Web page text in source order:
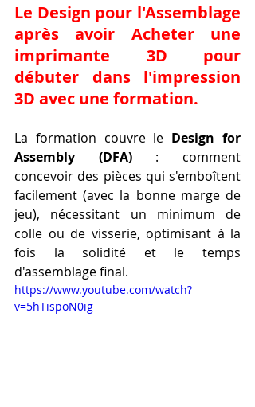
Le Design pour l'Assemblage
après avoir Acheter une
imprimante 3D pour
débuter dans l'impression
3D avec une formation.
La formation couvre le Design for
Assembly (DFA) : comment
concevoir des pièces qui s'emboîtent
facilement (avec la bonne marge de
jeu), nécessitant un minimum de
colle ou de visserie, optimisant à la
fois la solidité et le temps
d'assemblage final.
https://www.youtube.com/watch?
v=5hTispoN0ig